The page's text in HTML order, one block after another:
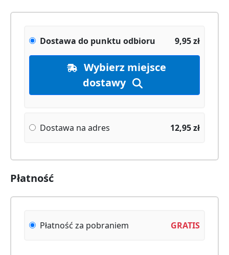
Dostawa do punktu odbioru 9,95zł
dostawy
Dostawa na adres 12,95zł
Płatność
Płatność za pobraniem GRATIS